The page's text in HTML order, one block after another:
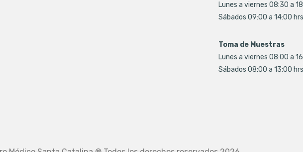
Lunes a viernes 08:30 a
Sábados 09:00 a 14:00
Toma de Muestras
Lunes a viernes 08:00 a
Sábados 08:00 a 13:00